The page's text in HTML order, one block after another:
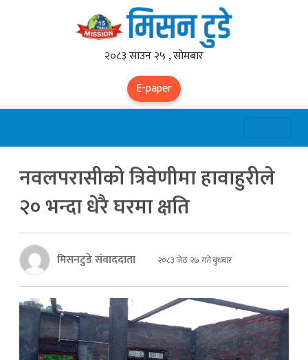
२०८३ साउन २५ , सोमबार
E-paper
नवलपरासीको त्रिवेणीमा हावाहुरीले
२० भन्दा धेरै घरमा क्षति
मिसनटुडे संवाददाता २०८३ जेठ २७ गते बुधबार